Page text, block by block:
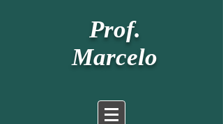
Prof.
Marcelo